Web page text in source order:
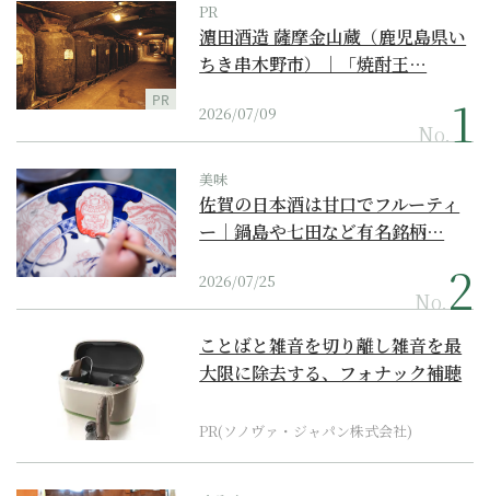
PR
PR
濵田酒造 薩摩金山蔵（鹿児島県い
ちき串木野市）｜「焼酎王…
2026/07/09
No.
美味
佐賀の日本酒は甘口でフルーティ
ー｜鍋島や七田など有名銘柄…
2026/07/25
No.
ことばと雑音を切り離し雑音を最
大限に除去する、フォナック補聴
PR(ソノヴァ・ジャパン株式会社)